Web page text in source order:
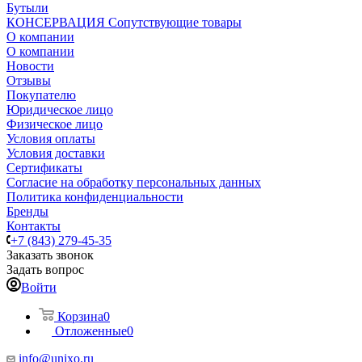
Бутыли
КОНСЕРВАЦИЯ Сопутствующие товары
О компании
О компании
Новости
Отзывы
Покупателю
Юридическое лицо
Физическое лицо
Условия оплаты
Условия доставки
Сертификаты
Согласие на обработку персональных данных
Политика конфиденциальности
Бренды
Контакты
+7 (843) 279-45-35
Заказать звонок
Задать вопрос
Войти
Корзина0
Отложенные0
info@unixo.ru